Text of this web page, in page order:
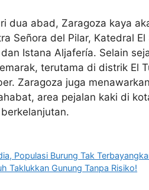
dua abad, Zaragoza kaya
Señora del Pilar, Katedral
dan Istana Aljafería. Selain
terutama di distrik El
Zaragoza juga
area pejalan kaki di
Populasi Burung Tak
Taklukkan Gunung Tanpa Risiko!